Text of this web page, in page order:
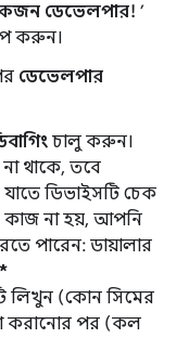
ডেভেলপার! ’
করুন।
ডেভেলপার
চালু করুন।
থাকে, তবে
যাতে ডিভাইসটি চেক
কাজ না হয়, আপনি
পারেন: ডায়ালার
লিখুন (কোন সিমের
করানোর পর (কল